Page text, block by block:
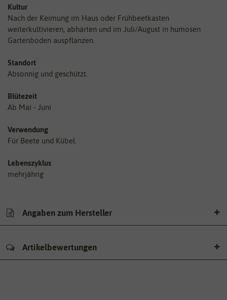
Kultur
Nach der Keimung im Haus oder Frühbeetkasten
weiterkultivieren, abhärten und im Juli/August in humosen
Gartenboden auspflanzen.
Standort
Absonnig und geschützt.
Blütezeit
Ab Mai - Juni
Verwendung
Für Beete und Kübel.
Lebenszyklus
mehrjährig
Angaben zum Hersteller
Artikelbewertungen